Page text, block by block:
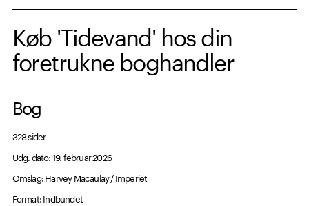
Køb 'Tidevand' hos din
foretrukne boghandler
Bog
328 sider
Udg. dato: 19. februar 2026
Omslag: Harvey Macaulay / Imperiet
Format: Indbundet